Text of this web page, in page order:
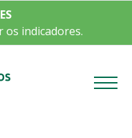
indicadores.